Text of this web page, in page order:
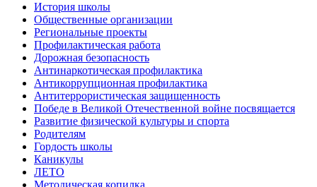
История школы
Общественные организации
Региональные проекты
Профилактическая работа
Дорожная безопасность
Антинаркотическая профилактика
Антикоррупционная профилактика
Антитеррористическая защищенность
Победе в Великой Отечественной войне посвящается
Развитие физической культуры и спорта
Родителям
Гордость школы
Каникулы
ЛЕТО